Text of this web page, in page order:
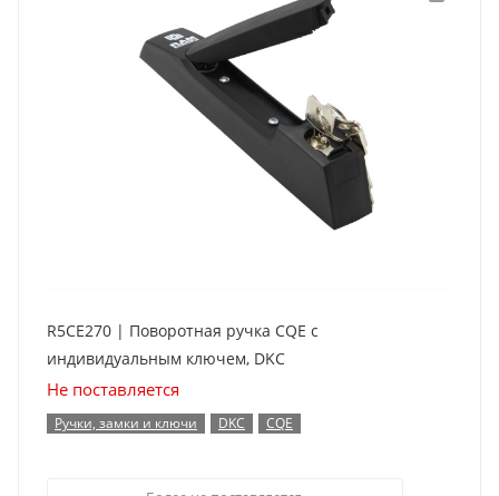
R5CE270 | Поворотная ручка CQE с
индивидуальным ключем, DKC
Не поставляется
Ручки, замки и ключи DKC CQE